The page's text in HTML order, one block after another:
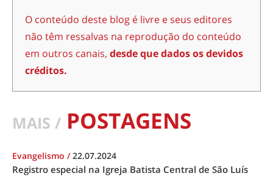
O conteúdo deste blog é livre e seus editores
não têm ressalvas na reprodução do conteúdo
em outros canais, desde que dados os devidos
créditos.
MAIS / POSTAGENS
Evangelismo /22.07.2024
Registro especial na Igreja Batista Central de São Luís